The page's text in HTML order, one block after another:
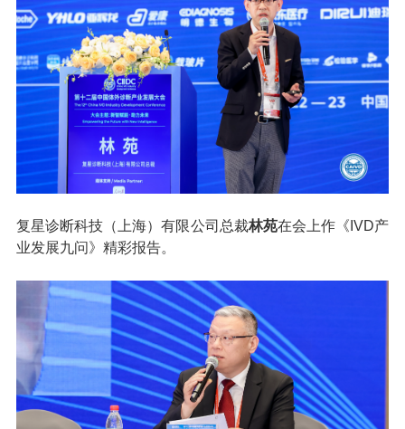
复星诊断科技（上海）有限公司总裁林苑在会上作《IVD产
业发展九问》精彩报告。